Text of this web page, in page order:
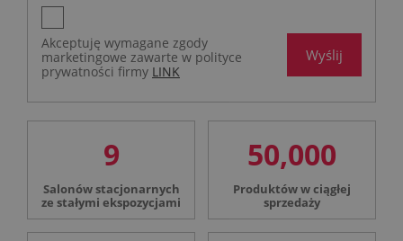
Akceptuję wymagane zgody
marketingowe zawarte w polityce
prywatności firmy LINK
Wyślij
9
Salonów stacjonarnych
ze stałymi ekspozycjami
50,000
Produktów w ciągłej
sprzedaży